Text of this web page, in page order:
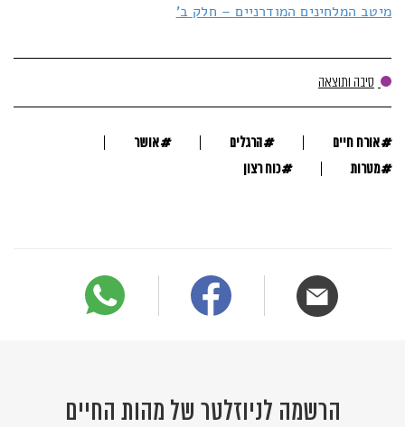
מיטב המלחינים המודרניים – חלק ב'
סיבה ותוצאה
#אורח חיים #הרגלים #אושר
#מטרות #כוח רצון
הרשמה לניוזלטר של מהות החיים